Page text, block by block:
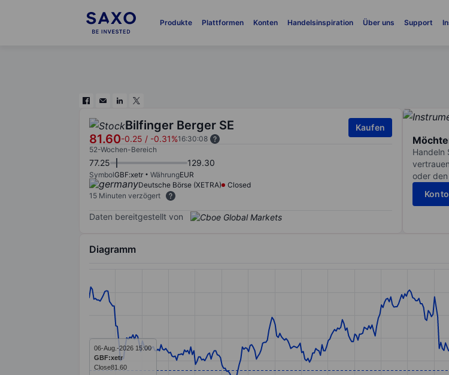
Produkte Plattformen Konten Handelsinspiration Über uns Support
Bilfinger Berger SE
81.60-0.25 / -0.31%16:30:08
Kaufen
52-Wochen-Bereich
77.25 129.30
SymbolGBF:xetr WährungEUR
Deutsche Börse (XETRA)
Closed
15 Minuten verzögert
Daten bereitgestellt von
Handeln
oder
Diagramm
Line chart with 391 data points.
The chart has 1 X axis displaying categories.
The chart has 1 Y axis displaying values. Data ranges from 81.05 to 87.35.
06-Aug.-2026 15:00
GBF:xetr
Close81.60